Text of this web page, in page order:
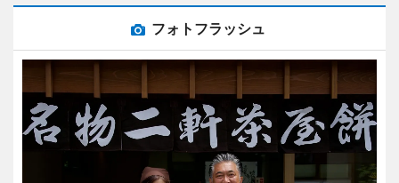
フォトフラッシュ